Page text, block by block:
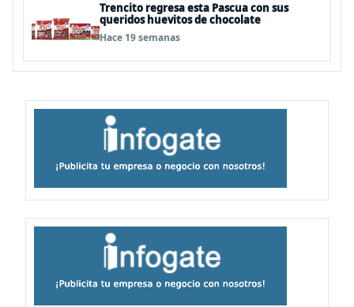
Trencito regresa esta Pascua con sus
queridos huevitos de chocolate
Hace 19 semanas